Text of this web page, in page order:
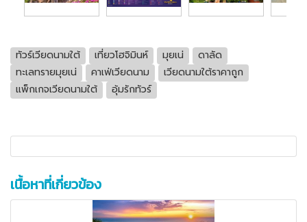
ทัวร์เวียดนามใต้ เที่ยวโฮจิมินห์ มุยเน่
ดาลัด
ทะเลทรายมุยเน่
คาเฟ่เวียดนาม
เวียดนามใต้ราคาถูก
แพ็กเกจเวียดนามใต้
อุ้มรักทัวร์
เนื้อหาที่เกี่ยวข้อง